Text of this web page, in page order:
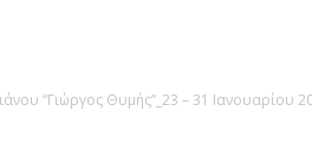
“Γιώργος Θυμής”_23 – 31 Ιανουαρίου